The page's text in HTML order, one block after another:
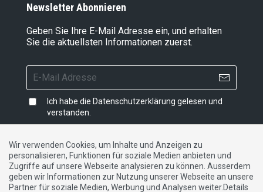
Newsletter Abonnieren
Geben Sie Ihre E-Mail Adresse ein, und erhalten
Sie die aktuellsten Informationen zuerst.
Ich habe die Datenschutzerklärung gelesen und
verstanden.
Impressum |Datenschutzerklärung|Kontakt
DE FR IT
Wir verwenden Cookies, um Inhalte und Anzeigen zu
personalisieren, Funktionen für soziale Medien anbieten und
Zugriffe auf unsere Webseite analysieren zu können. Ausserdem
geben wir Informationen zur Nutzung unserer Webseite an unsere
Partner für soziale Medien, Werbung und Analysen weiter.Details